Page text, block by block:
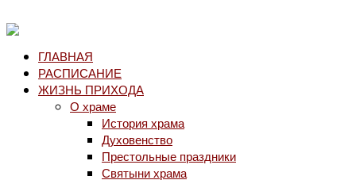
ГЛАВНАЯ
РАСПИСАНИЕ
ЖИЗНЬ ПРИХОДА
О храме
История храма
Духовенство
Престольные праздники
Святыни храма